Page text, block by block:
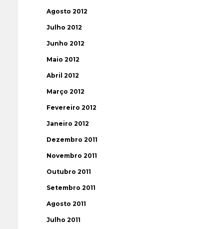
Agosto 2012
Julho 2012
Junho 2012
Maio 2012
Abril 2012
Março 2012
Fevereiro 2012
Janeiro 2012
Dezembro 2011
Novembro 2011
Outubro 2011
Setembro 2011
Agosto 2011
Julho 2011